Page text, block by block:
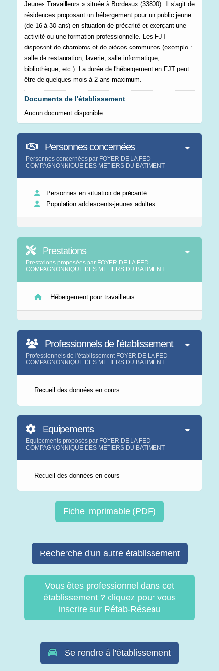
Jeunes Travailleurs » située à Bordeaux (33800). Il s’agit de
résidences proposant un hébergement pour un public jeune
(de 16 à 30 ans) en situation de précarité et exerçant une
activité ou une formation professionnelle. Les FJT
disposent de chambres et de pièces communes (exemple :
salle de restauration, laverie, salle informatique,
bibliothèque, etc.). La durée de l'hébergement en FJT peut
être de quelques mois à 2 ans maximum.
Documents de l'établissement
Aucun document disponible
Personnes concernées
Personnes concernées par FOYER DE LA FED
COMPAGNONNIQUE DES METIERS DU BATIMENT
Personnes en situation de précarité
Population adolescents-jeunes adultes
Prestations
Prestations proposées par FOYER DE LA FED
COMPAGNONNIQUE DES METIERS DU BATIMENT
Hébergement pour travailleurs
Professionnels de l'établissement
Professionnels de l'établissement FOYER DE LA FED
COMPAGNONNIQUE DES METIERS DU BATIMENT
Recueil des données en cours
Equipements
Equipements proposés par FOYER DE LA FED
COMPAGNONNIQUE DES METIERS DU BATIMENT
Recueil des données en cours
Fiche imprimable (PDF)
Recherche d'un autre établissement
Vous êtes professionnel dans cet
établissement ? cliquez pour vous
inscrire sur Rétab-Réseau
Se rendre à l'établissement